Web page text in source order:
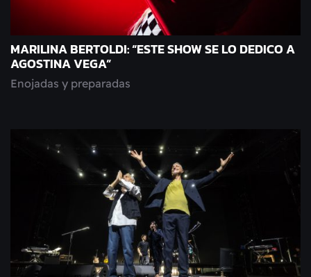
MARILINA BERTOLDI: “ESTE SHOW SE LO DEDICO A
AGOSTINA VEGA”
Enojadas y preparadas